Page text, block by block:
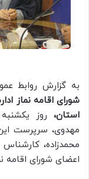
به گزارش روابط
شورای اقامه نماز
استان، روز
مهدوی، سرپرست
محمدزاده،
اعضای شورای اقامه